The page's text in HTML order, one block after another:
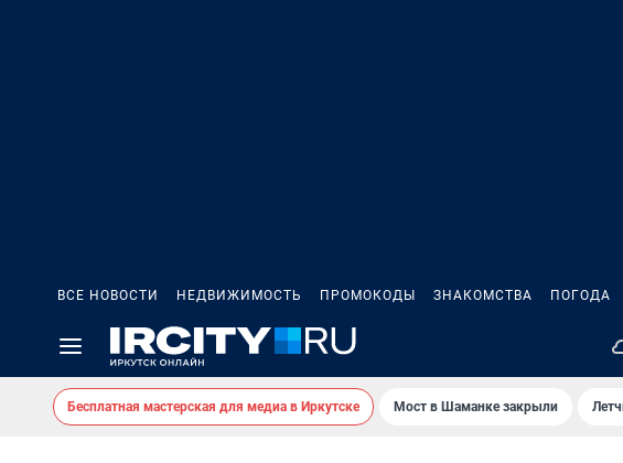
ВСЕ НОВОСТИ НЕДВИЖИМОСТЬ ПРОМОКОДЫ ЗНАКОМСТВА ПОГОДА
Бесплатная мастерская для медиа в Иркутске Мост в Шаманке закрыли